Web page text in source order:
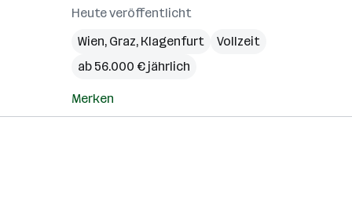
Heute veröffentlicht
Wien, Graz, Klagenfurt
Vollzeit
ab 56.000 € jährlich
Merken